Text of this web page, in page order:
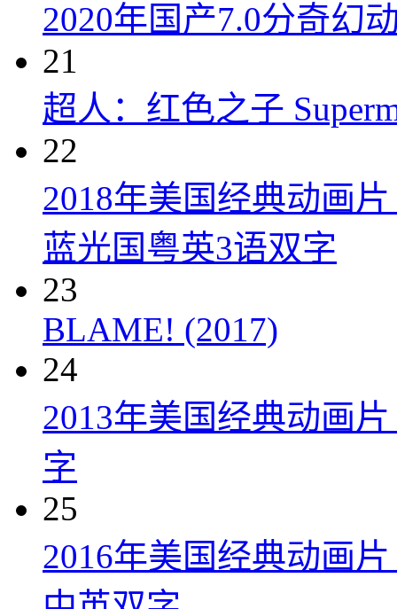
2020年国产7.0分奇幻
21
超人：红色之子
22
2018年美国经典动画
蓝光国粤英3语双字
23
BLAME! (2017)
24
2013年美国经典动画
字
25
2016年美国经典动画